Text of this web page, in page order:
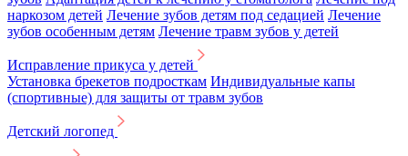
наркозом детей Лечение зубов детям под седацией Лечение
зубов особенным детям Лечение травм зубов у детей
Исправление прикуса у детей
Установка брекетов подросткам Индивидуальные капы
(спортивные) для защиты от травм зубов
Детский логопед